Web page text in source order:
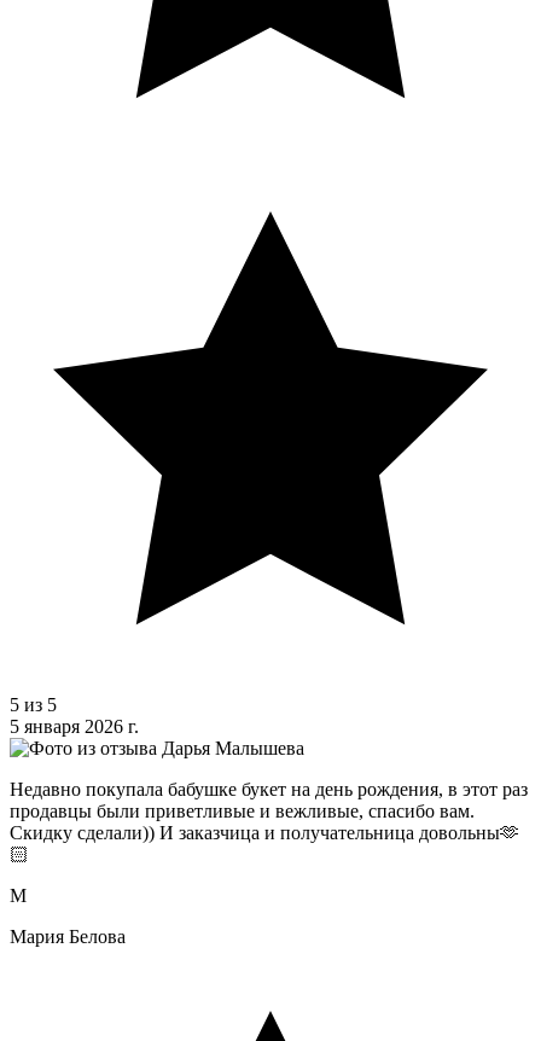
5 из 5
5 января 2026 г.
Недавно покупала бабушке букет на день рождения, в этот раз
продавцы были приветливые и вежливые, спасибо вам.
Скидку сделали)) И заказчица и получательница довольны🫶
🏻
М
Мария Белова